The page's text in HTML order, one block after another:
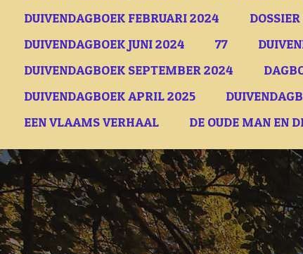
DUIVENDAGBOEK FEBRUARI 2024
DOSSIER
DUIVENDAGBOEK JUNI 2024
77
DUIVENDAGBOEK SEPTEMBER 2024
DUIVENDAGBOEK APRIL 2025
EEN VLAAMS VERHAAL
DE OUDE MAN EN